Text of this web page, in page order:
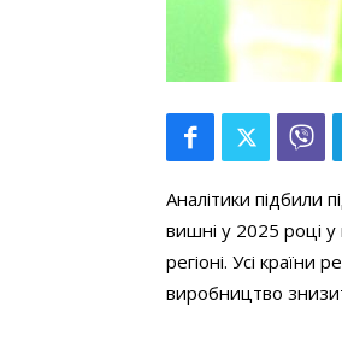
Аналітики підбили
вишні у 2025 році у
регіоні. Усі країни
виробництво